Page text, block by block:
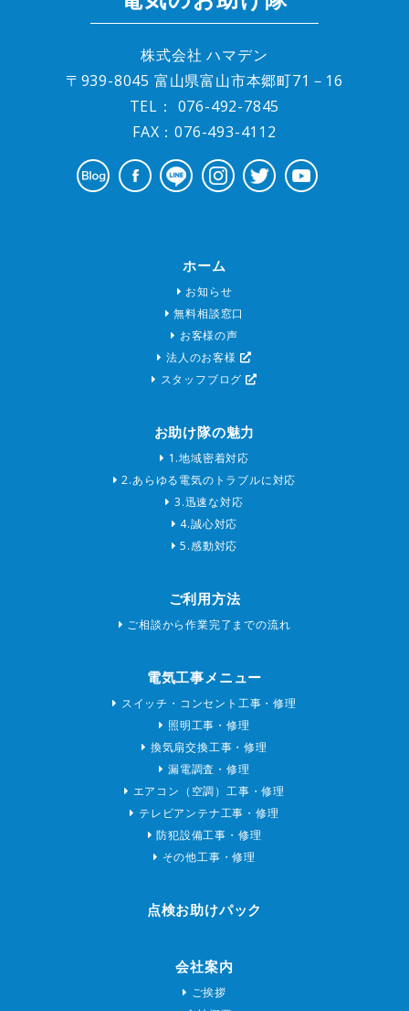
株式会社 ハマデン
〒939-8045 富山県富山市本郷町71－16
TEL： 076-492-7845
FAX：076-493-4112
ホーム
お知らせ
無料相談窓口
お客様の声
法人のお客様
スタッフブログ
お助け隊の魅力
1.地域密着対応
2.あらゆる電気のトラブルに対応
3.迅速な対応
4.誠心対応
5.感動対応
ご利用方法
ご相談から作業完了までの流れ
電気工事メニュー
スイッチ・コンセント工事・修理
照明工事・修理
換気扇交換工事・修理
漏電調査・修理
エアコン（空調）工事・修理
テレビアンテナ工事・修理
防犯設備工事・修理
その他工事・修理
点検お助けパック
会社案内
ご挨拶